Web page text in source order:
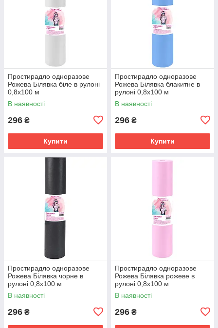
Простирадло одноразове
Рожева Білявка біле в рулоні
0,8х100 м
В наявності
296 ₴
Купити
Простирадло одноразове
Рожева Білявка блакитне в
рулоні 0,8х100 м
В наявності
296 ₴
Купити
Простирадло одноразове
Рожева Білявка чорне в
рулоні 0,8х100 м
В наявності
296 ₴
Простирадло одноразове
Рожева Білявка рожеве в
рулоні 0,8х100 м
В наявності
296 ₴